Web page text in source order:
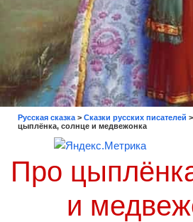
Русская сказка > Сказки русских писателей >
цыплёнка, солнце и медвежонка
Про
и